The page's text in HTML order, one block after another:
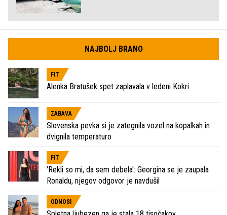
NAJBOLJ BRANO
FIT
Alenka Bratušek spet zaplavala v ledeni Kokri
ZABAVA
Slovenska pevka si je zategnila vozel na kopalkah in
dvignila temperaturo
FIT
'Rekli so mi, da sem debela': Georgina se je zaupala
Ronaldu, njegov odgovor je navdušil
ODNOSI